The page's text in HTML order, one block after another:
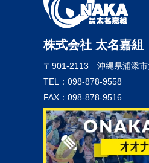
株式会社 太名嘉組
〒901-2113 沖縄県浦添
TEL：098-878-9558
FAX：098-878-9516